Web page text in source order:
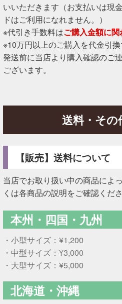
いいただきます（お支払いは現
ドはご利用になれません。）
※代引き手数料はご購入金額に
※10万円以上のご購入を代金引換
発送前に当店より購入確認のご
ございます。
送料・その
【販売】送料について
当店でお取り扱い中の商品によ
くは各商品の説明をご確認くださ
本州・四国・九州
・小型サイズ：¥1,200
・中型サイズ：¥3,000
・大型サイズ：¥5,000
北海道・沖縄